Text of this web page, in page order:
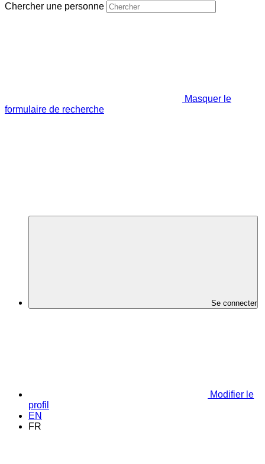
Chercher une personne
Masquer le
formulaire de recherche
Se connecter
Modifier le
profil
EN
FR